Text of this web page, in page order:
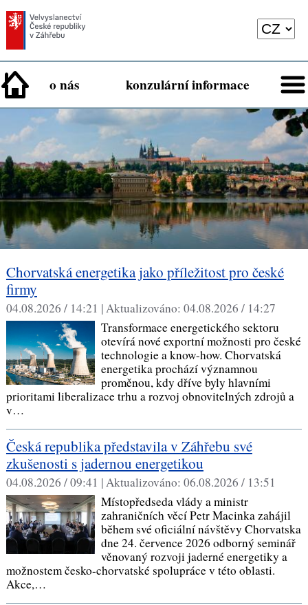
o nás konzulární informace
Chorvatská energetika jako příležitost pro české
firmy
04.08.2026 / 14:21 |Aktualizováno: 04.08.2026 / 14:27
Transformace energetického sektoru
otevírá nové exportní možnosti pro české
technologie a know-how. Chorvatská
energetika prochází významnou
proměnou, kdy dříve byly hlavními
prioritami liberalizace trhu a rozvoj obnovitelných zdrojů a
v…
Česká republika představila v Záhřebu své
zkušenosti s jadernou energetikou
04.08.2026 / 09:41 |Aktualizováno: 06.08.2026 / 13:51
Místopředseda vlády a ministr
zahraničních věcí Petr Macinka zahájil
během své oficiální návštěvy Chorvatska
dne 24. července 2026 odborný seminář
věnovaný rozvoji jaderné energetiky a
možnostem česko-chorvatské spolupráce v této oblasti.
Akce,…